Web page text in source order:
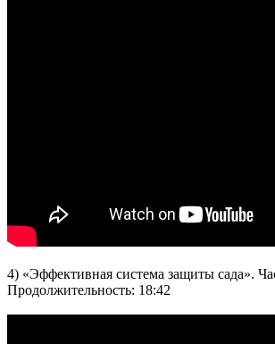
4) «Эффективная система защиты сада».
Продолжительность: 18:42